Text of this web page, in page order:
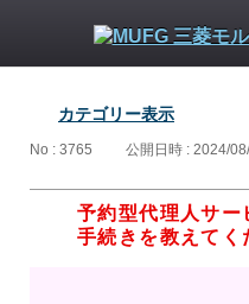
カテゴリー表示
No : 3765 公開日時 : 2024/
予約型代理人サー
手続きを教えてく